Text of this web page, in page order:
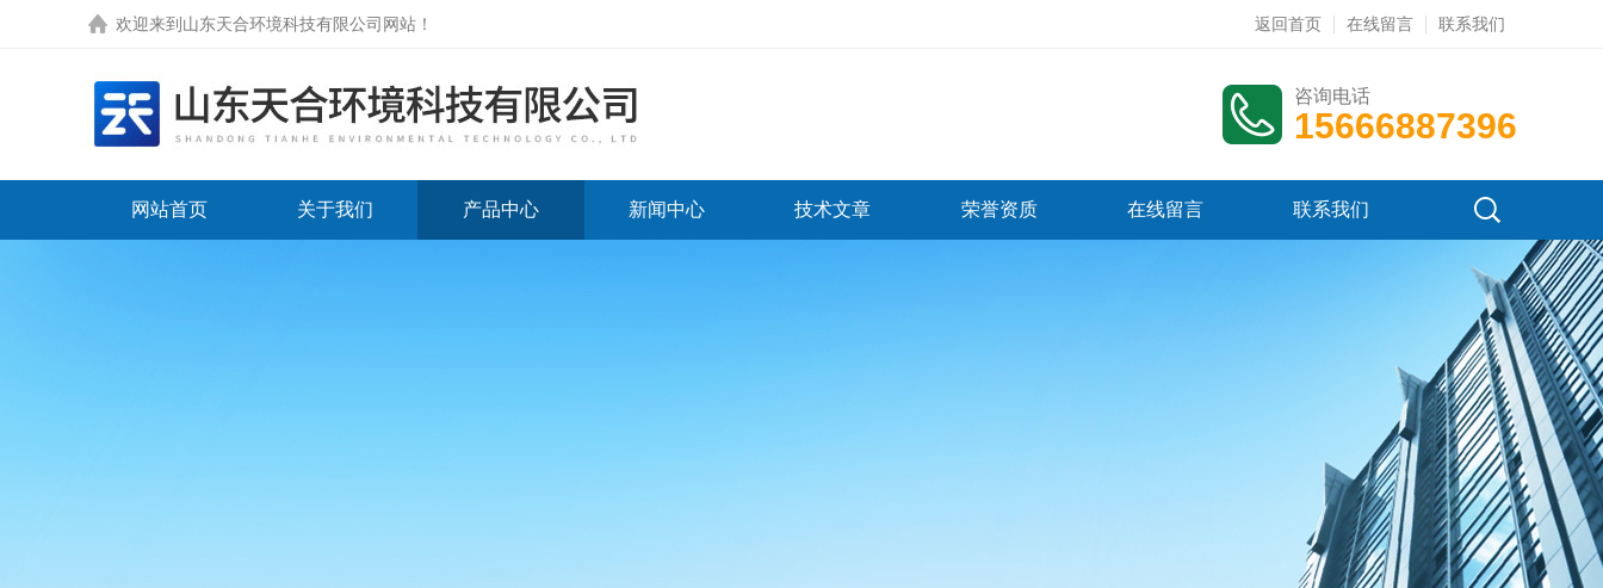
欢迎来到 山东天合环境科技有限公司网站 ！ 返回首页 在线留言 联系我们
咨询电话
15666887396
网站首页 关于我们 产品中心 新闻中心 技术文章 荣誉资质 在线留言 联系我们